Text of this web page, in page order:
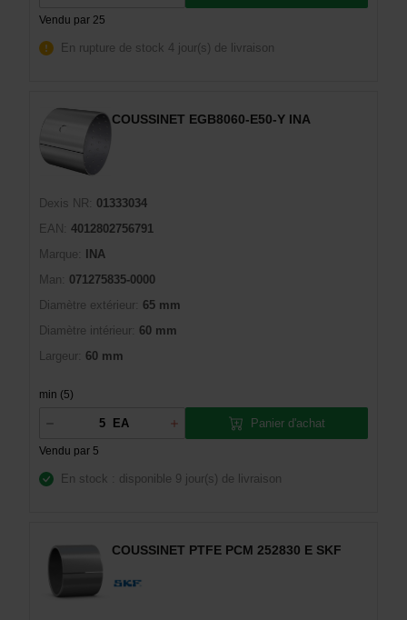
Vendu par 25
En rupture de stock 4 jour(s) de livraison
COUSSINET EGB8060-E50-Y INA
Dexis NR:
01333034
EAN:
4012802756791
Marque:
INA
Man:
071275835-0000
Diamètre extérieur: 65 mm
Diamètre intérieur: 60 mm
Largeur: 60 mm
min (5)
EA
Vendu par 5
Panier d'achat
En stock : disponible 9 jour(s) de livraison
COUSSINET PTFE PCM 252830 E SKF